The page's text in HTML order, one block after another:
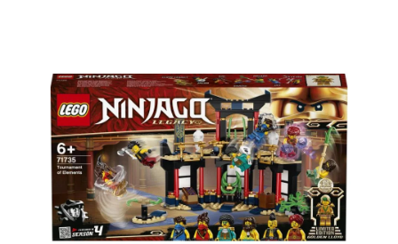
hvězdiček.